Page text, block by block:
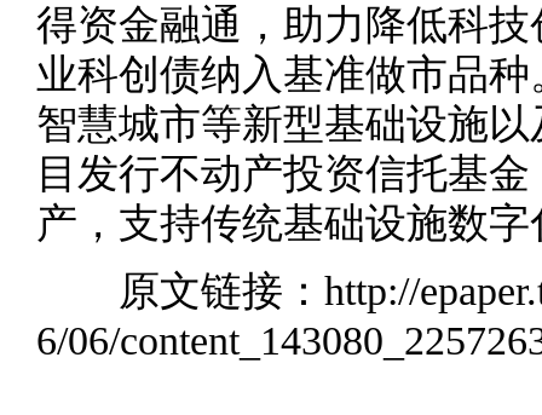
得资金融通，助力降低科
业科创债纳入基准做市品
智慧城市等新型基础设施
目发行不动产投资信托基
产，支持传统基础设施数
原文链接： http://
6/06/